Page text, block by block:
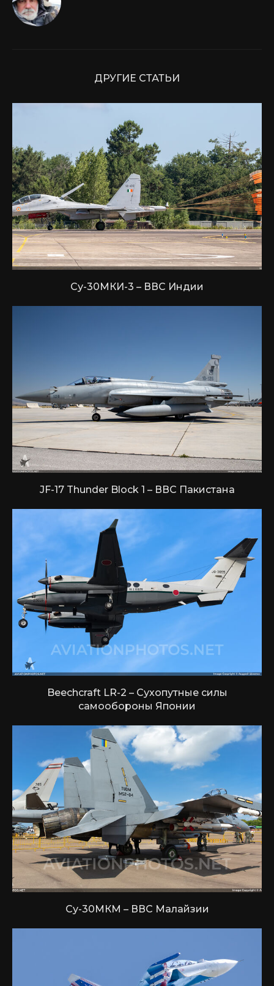
ДРУГИЕ СТАТЬИ
Су-30МКИ-3 – ВВС Индии
JF-17 Thunder Block 1 – ВВС Пакистана
Beechcraft LR-2 – Сухопутные силы
самообороны Японии
Су-30МКМ – ВВС Малайзии